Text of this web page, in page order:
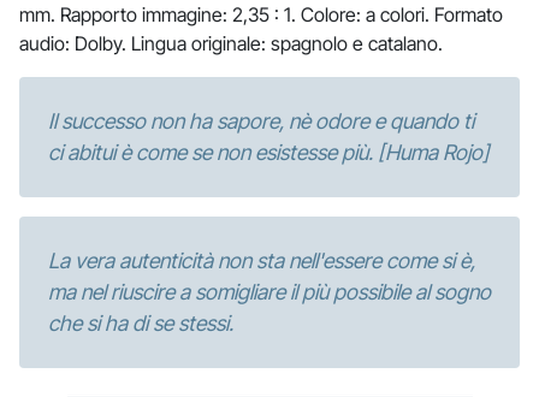
mm. Rapporto immagine: 2,35 : 1. Colore: a colori. Formato
audio: Dolby. Lingua originale: spagnolo e catalano.
Il successo non ha sapore, nè odore e quando ti
ci abitui è come se non esistesse più. [Huma Rojo]
La vera autenticità non sta nell'essere come si è,
ma nel riuscire a somigliare il più possibile al sogno
che si ha di se stessi.